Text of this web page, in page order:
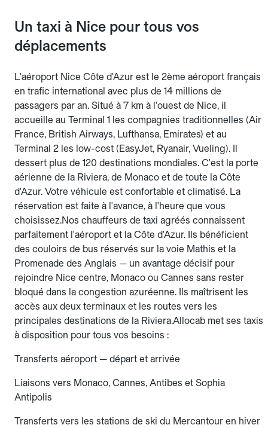
Un taxi à Nice pour tous vos
déplacements
L'aéroport Nice Côte d'Azur est le 2ème aéroport français
en trafic international avec plus de 14 millions de
passagers par an. Situé à 7 km à l'ouest de Nice, il
accueille au Terminal 1 les compagnies traditionnelles (Air
France, British Airways, Lufthansa, Emirates) et au
Terminal 2 les low-cost (EasyJet, Ryanair, Vueling). Il
dessert plus de 120 destinations mondiales. C'est la porte
aérienne de la Riviera, de Monaco et de toute la Côte
d'Azur. Votre véhicule est confortable et climatisé. La
réservation est faite à l'avance, à l'heure que vous
choisissez.Nos chauffeurs de taxi agréés connaissent
parfaitement l'aéroport et la Côte d'Azur. Ils bénéficient
des couloirs de bus réservés sur la voie Mathis et la
Promenade des Anglais — un avantage décisif pour
rejoindre Nice centre, Monaco ou Cannes sans rester
bloqué dans la congestion azuréenne. Ils maîtrisent les
accès aux deux terminaux et les routes vers les
principales destinations de la Riviera.Allocab met ses taxis
à disposition pour tous vos besoins :
Transferts aéroport — départ et arrivée
Liaisons vers Monaco, Cannes, Antibes et Sophia
Antipolis
Transferts vers les stations de ski du Mercantour en hiver